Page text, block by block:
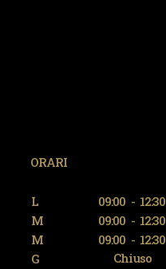
ORARI
L 09:00 - 12:30
M
09:00 - 12:30
M
09:00 - 12:30
G
Chiuso